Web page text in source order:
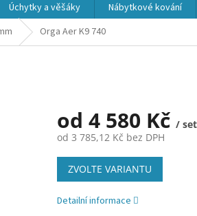
Úchytky a věšáky Nábytkové kování
Orga Aer K9 740
od 4 580 Kč / set
od 3 785,12 Kč bez DPH
Měrná
cena:
ZVOLTE VARIANTU
Detailní informace